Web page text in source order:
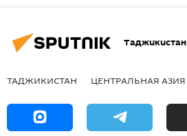
Таджикистан
ТАДЖИКИСТАН ЦЕНТРАЛЬНАЯ АЗИЯ